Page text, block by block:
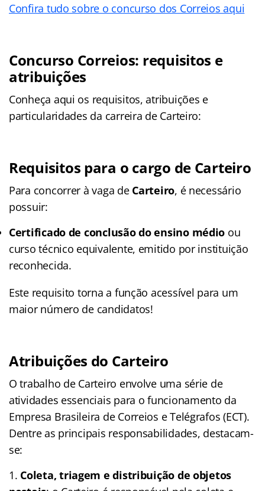
Confira tudo sobre o concurso dos Correios aqui
Concurso Correios: requisitos e
atribuições
Conheça aqui os requisitos, atribuições e
particularidades da carreira de Carteiro:
Requisitos para o cargo de Carteiro
Para concorrer à vaga de Carteiro, é necessário
possuir:
Certificado de conclusão do ensino médio ou
curso técnico equivalente, emitido por instituição
reconhecida.
Este requisito torna a função acessível para um
maior número de candidatos!
Atribuições do Carteiro
O trabalho de Carteiro envolve uma série de
atividades essenciais para o funcionamento da
Empresa Brasileira de Correios e Telégrafos (ECT).
Dentre as principais responsabilidades, destacam-
se:
Coleta, triagem e distribuição de objetos